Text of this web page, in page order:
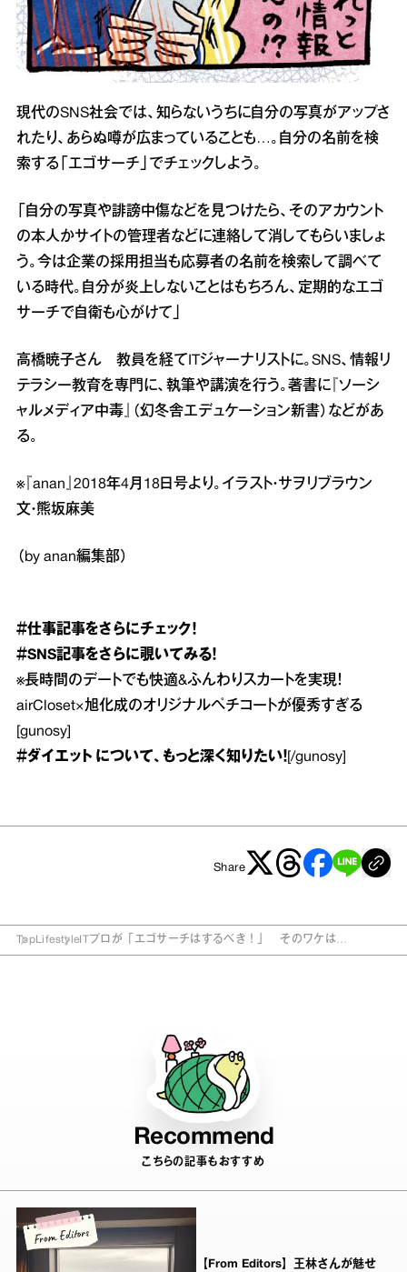
現代のSNS社会では、知らないうちに自分の写真がアップさ
れたり、あらぬ噂が広まっていることも…。自分の名前を検
索する「エゴサーチ」でチェックしよう。
「自分の写真や誹謗中傷などを見つけたら、そのアカウント
の本人かサイトの管理者などに連絡して消してもらいましょ
う。今は企業の採用担当も応募者の名前を検索して調べて
いる時代。自分が炎上しないことはもちろん、定期的なエゴ
サーチで自衛も心がけて」
高橋暁子さん 教員を経てITジャーナリストに。SNS、情報リ
テラシー教育を専門に、執筆や講演を行う。著書に『ソーシ
ャルメディア中毒』（幻冬舎エデュケーション新書）などがあ
る。
※『anan』2018年4月18日号より。イラスト・サヲリブラウン
文・熊坂麻美
（by anan編集部）
＃仕事記事をさらにチェック！
＃SNS記事をさらに覗いてみる！
※長時間のデートでも快適&ふんわりスカートを実現！
airCloset×旭化成のオリジナルペチコートが優秀すぎる
[gunosy]
＃ダイエット について、もっと深く知りたい！ [/gunosy]
Share
TopLifestyle ITプロが「エゴサーチはするべき！」 そのワケは…
Recommend
こちらの記事もおすすめ
【From Editors】王林さんが魅せ